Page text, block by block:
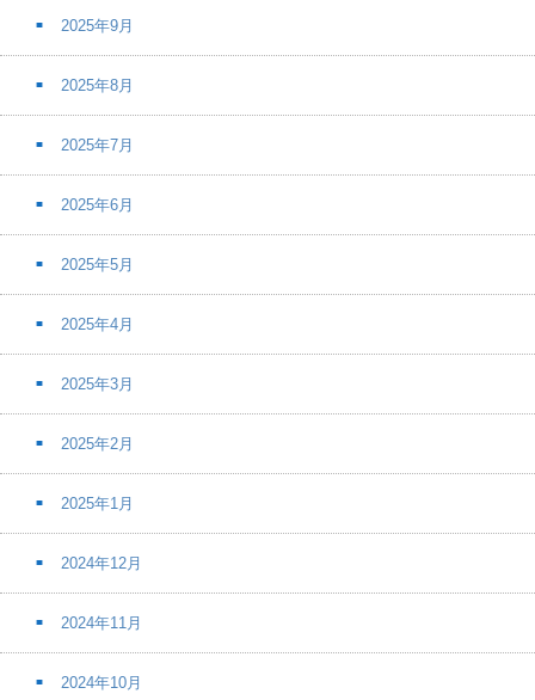
2025年9月
2025年8月
2025年7月
2025年6月
2025年5月
2025年4月
2025年3月
2025年2月
2025年1月
2024年12月
2024年11月
2024年10月